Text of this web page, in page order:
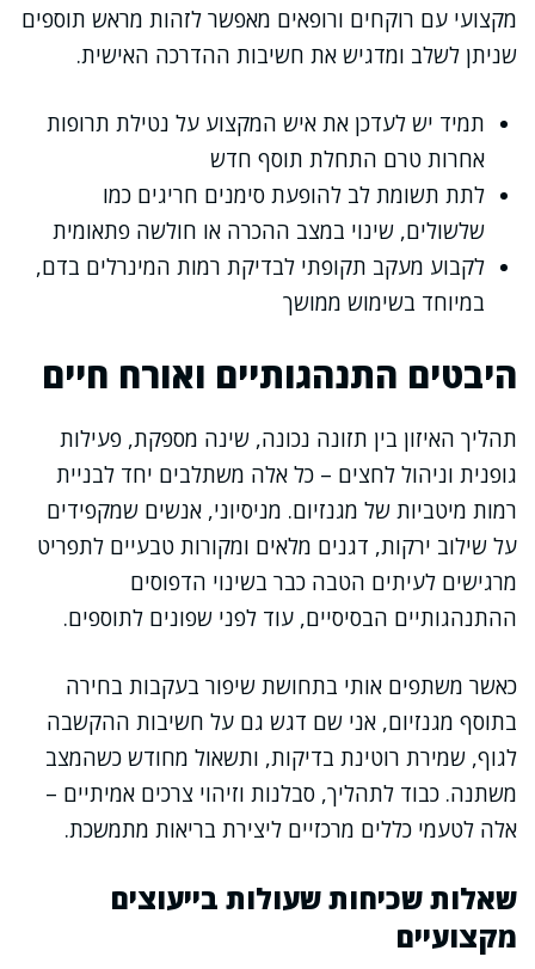
מקצועי עם רוקחים ורופאים מאפשר לזהות מראש תוספים
שניתן לשלב ומדגיש את חשיבות ההדרכה האישית.
תמיד יש לעדכן את איש המקצוע על נטילת תרופות
אחרות טרם התחלת תוסף חדש
לתת תשומת לב להופעת סימנים חריגים כמו
שלשולים, שינוי במצב ההכרה או חולשה פתאומית
לקבוע מעקב תקופתי לבדיקת רמות המינרלים בדם,
במיוחד בשימוש ממושך
היבטים התנהגותיים ואורח חיים
תהליך האיזון בין תזונה נכונה, שינה מספקת, פעילות
גופנית וניהול לחצים – כל אלה משתלבים יחד לבניית
רמות מיטביות של מגנזיום. מניסיוני, אנשים שמקפידים
על שילוב ירקות, דגנים מלאים ומקורות טבעיים לתפריט
מרגישים לעיתים הטבה כבר בשינוי הדפוסים
ההתנהגותיים הבסיסיים, עוד לפני שפונים לתוספים.
כאשר משתפים אותי בתחושת שיפור בעקבות בחירה
בתוסף מגנזיום, אני שם דגש גם על חשיבות ההקשבה
לגוף, שמירת רוטינת בדיקות, ותשאול מחודש כשהמצב
משתנה. כבוד לתהליך, סבלנות וזיהוי צרכים אמיתיים –
אלה לטעמי כללים מרכזיים ליצירת בריאות מתמשכת.
שאלות שכיחות שעולות בייעוצים
מקצועיים